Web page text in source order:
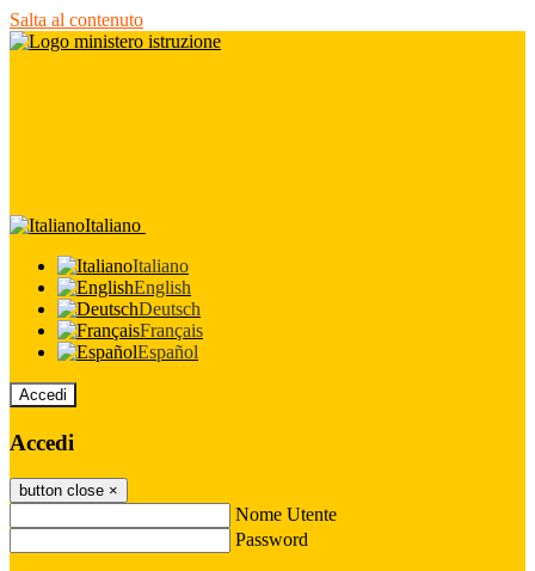
Salta al contenuto
Italiano
Italiano
English
Deutsch
Français
Español
Accedi
Accedi
button close ×
Nome Utente
Password